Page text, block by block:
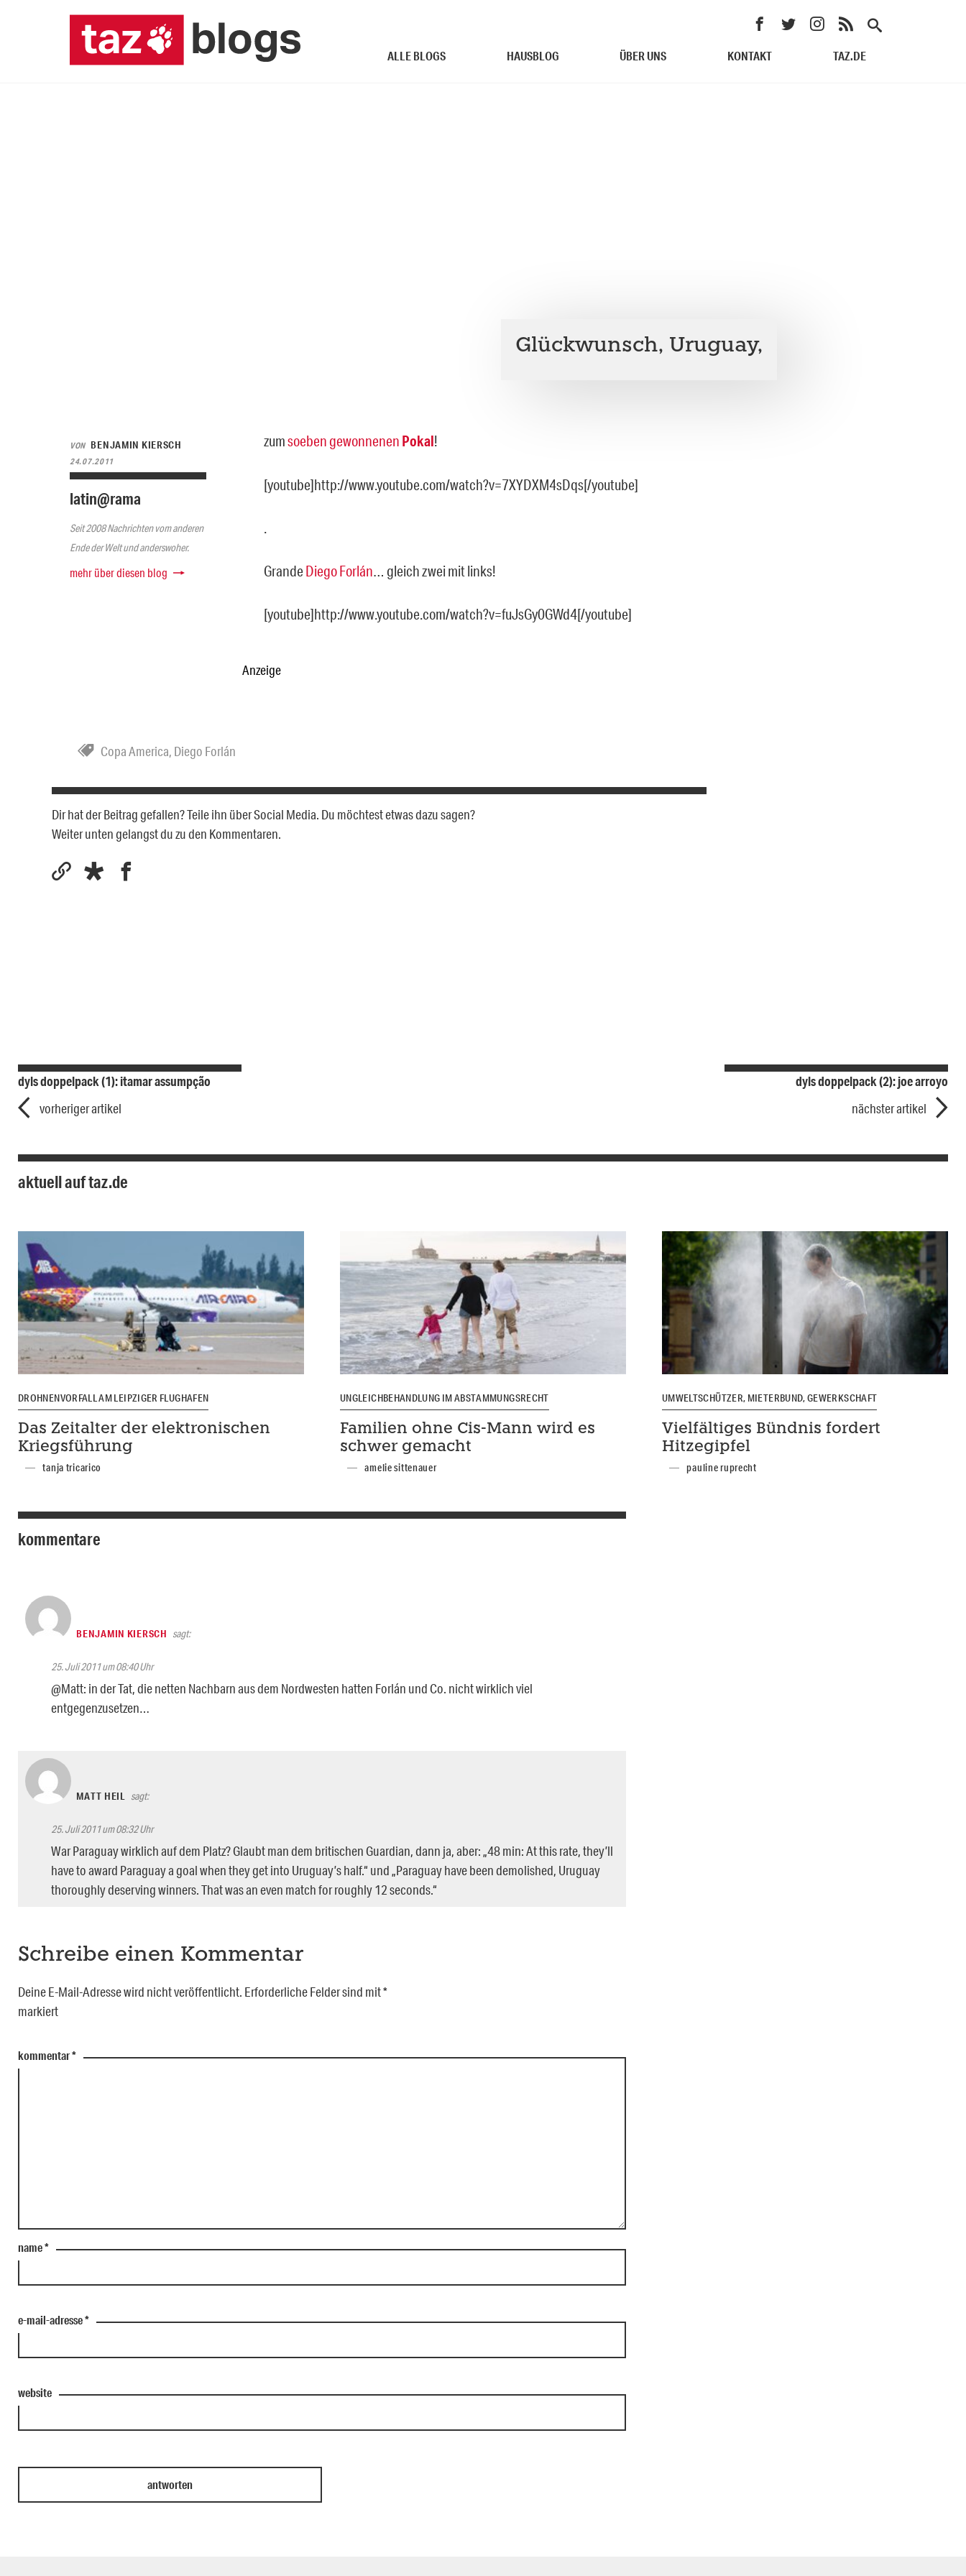
ALLE BLOGS HAUSBLOG ÜBER UNS KONTAKT TAZ.DE
Glückwunsch, Uruguay,
VON BENJAMIN KIERSCH
24.07.2011
latin@rama
Seit 2008 Nachrichten vom anderen
Ende der Welt und anderswoher.
mehr über diesen blog
zumsoebengewonnenen Pokal!
[youtube]http://www.youtube.com/watch?v=7XYDXM4sDqs[/youtube]
.
GrandeDiego Forlán… gleich zwei mit links!
[youtube]http://www.youtube.com/watch?v=fuJsGy0GWd4[/youtube]
Anzeige
Copa America, Diego Forlán
Dir hat der Beitrag gefallen? Teile ihn über Social Media. Du möchtest etwas dazu sagen?
Weiter unten gelangst du zu den Kommentaren.
dyls doppelpack (1): itamar assumpção
vorheriger artikel
dyls doppelpack (2): joe arroyo
nächster artikel
aktuell auf taz.de
DROHNENVORFALL AM LEIPZIGER FLUGHAFEN
Das Zeitalter der elektronischen
Kriegsführung
tanja tricarico
UNGLEICHBEHANDLUNG IM ABSTAMMUNGSRECHT
Familien ohne Cis-Mann wird es
schwer gemacht
amelie sittenauer
UMWELTSCHÜTZER, MIETERBUND, GEWERKSCHAFT
Vielfältiges Bündnis fordert
Hitzegipfel
pauline ruprecht
kommentare
BENJAMIN KIERSCH sagt:
25. Juli 2011 um 08:40 Uhr
@Matt: in der Tat, die netten Nachbarn aus dem Nordwesten hatten Forlán und Co. nicht wirklich viel
entgegenzusetzen…
MATT HEIL sagt:
25. Juli 2011 um 08:32 Uhr
War Paraguay wirklich auf dem Platz? Glaubt man dem britischen Guardian, dann ja, aber: „48 min: At this rate, they’ll
have to award Paraguay a goal when they get into Uruguay’s half.“ und „Paraguay have been demolished, Uruguay
thoroughly deserving winners. That was an even match for roughly 12 seconds.“
Schreibe einen Kommentar
Deine E-Mail-Adresse wird nicht veröffentlicht. Erforderliche Felder sind mit*
markiert
kommentar*
name*
e-mail-adresse*
website